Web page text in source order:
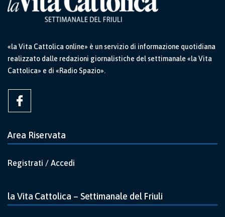
«la Vita Cattolica online» è un servizio di informazione quotidiana
realizzato dalle redazioni giornalistiche del settimanale «la Vita
Cattolica» e di «Radio Spazio».
Area Riservata
Registrati / Accedi
la Vita Cattolica – Settimanale del Friuli